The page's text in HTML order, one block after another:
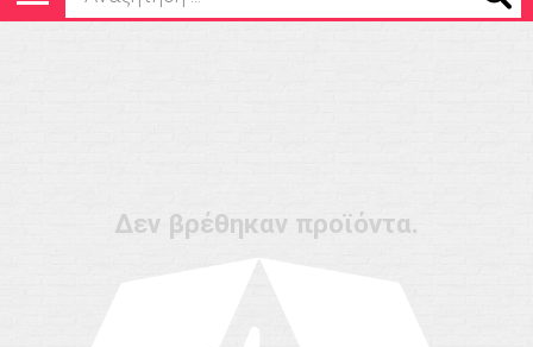
Δεν βρέθηκαν προϊόντα.